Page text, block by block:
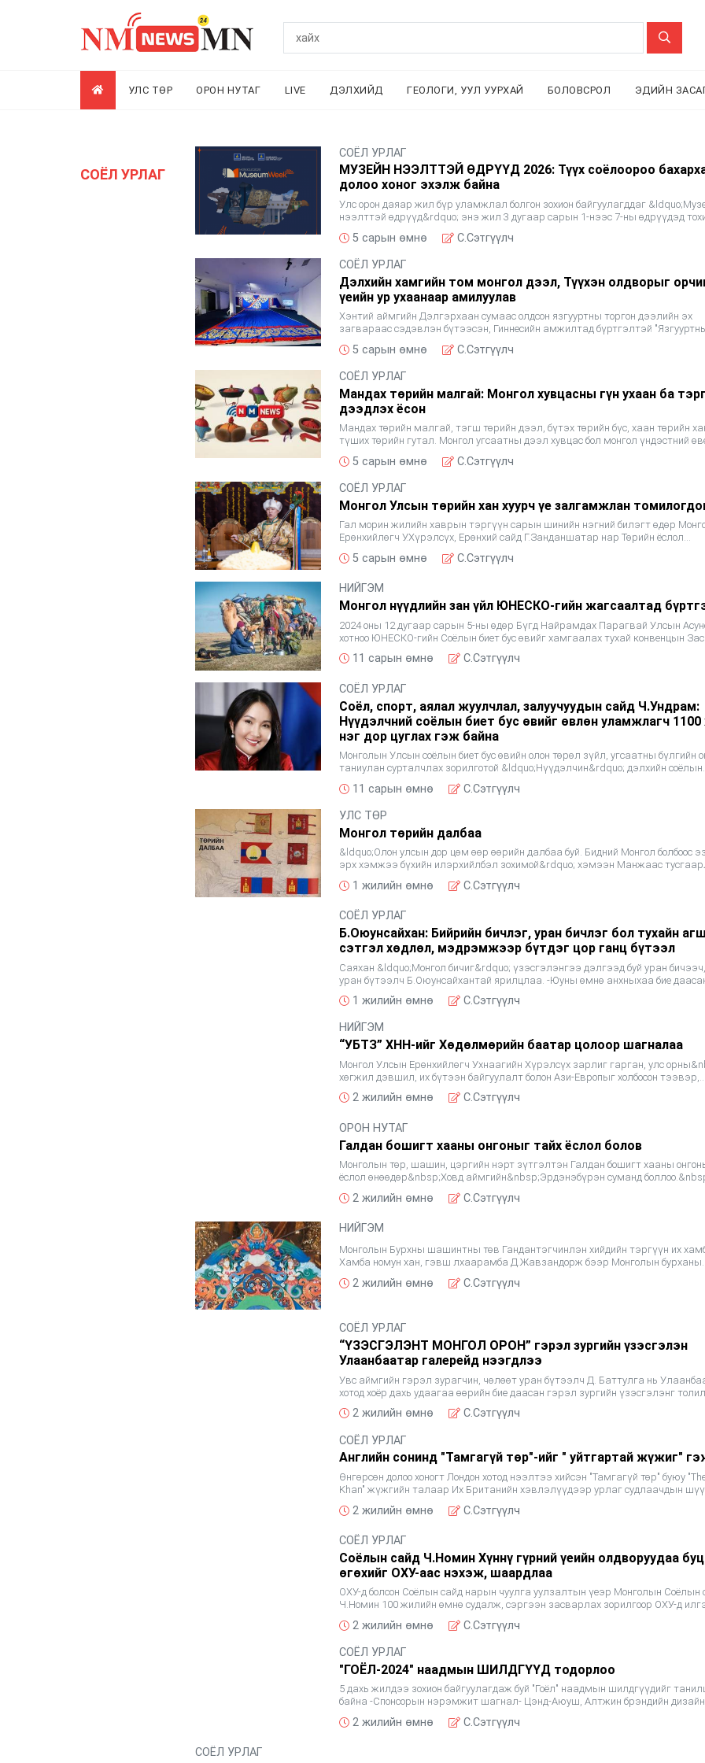
УЛС ТӨР ОРОН НУТАГ LIVE ДЭЛХИЙД ГЕОЛОГИ, УУЛ УУРХАЙ БОЛОВСРОЛ ЭДИЙН
СОЁЛ УРЛАГ
СОЁЛ УРЛАГ
МУЗЕЙН НЭЭЛТТЭЙ ӨДРҮҮД 2026: Түүх соёлоороо
долоо хоног эхэлж байна
Улс орон даяар жил бүр уламжлал болгон зохион байгуулагддаг
нээлттэй өдрүүд&rdquo; энэ жил 3 дугаар сарын 1-нээс 7-ны өдрүүдэд
5 сарын өмнө C.Сэтгүүлч
СОЁЛ УРЛАГ
Дэлхийн хамгийн том монгол дээл, Түүхэн олдворыг
үеийн ур ухаанаар амилуулав
Хэнтий аймгийн Дэлгэрхаан сумаас олдсон язгууртны торгон дээлийн эх
загвараас сэдэвлэн бүтээсэн, Гиннесийн амжилтад бүртгэлтэй
олны хүртээл болж байна. Бүтээлийн онцлох тоон үзүүлэлт
5 сарын өмнө C.Сэтгүүлч
СОЁЛ УРЛАГ
Мандах төрийн малгай: Монгол хувцасны гүн ухаан ба
дээдлэх ёсон
Мандах төрийн малгай, тэгш төрийн дээл, бүтэх төрийн бүс, хаан төрийн
түших төрийн гутал. Монгол угсаатны дээл хувцас бол монгол үндэстний
онцлогийг тодорхойлдог хамгийн энгийн бөгөөд
5 сарын өмнө C.Сэтгүүлч
СОЁЛ УРЛАГ
Монгол Улсын төрийн хан хуурч үе залгамжлан
Гал морин жилийн хаврын тэргүүн сарын шинийн нэгний билэгт өдөр
Ерөнхийлөгч У.Хүрэлсүх, Ерөнхий сайд Г.Занданшатар нар Төрийн ёслол
хүндэтгэлийн өргөөнд Монгол Улсын Соёлын тэргүүний ажил
5 сарын өмнө C.Сэтгүүлч
НИЙГЭМ
Монгол нүүдлийн зан үйл ЮНЕСКО-гийн жагсаалтад
2024 оны 12 дугаар сарын 5-ны өдөр Бүгд Найрамдах Парагвай Улсын
хотноо ЮНЕСКО-гийн Соёлын биет бус өвийг хамгаалах тухай конвенцын
газар хоорондын хорооны 19 дүгээр чуулганы хүрээнд
11 сарын өмнө C.Сэтгүүлч
СОЁЛ УРЛАГ
Соёл, спорт, аялал жуулчлал, залуучуудын сайд Ч.Ундрам:
Нүүдэлчний соёлын биет бус өвийг өвлөн уламжлагч 1100
нэг дор цуглах гэж байна
Монголын Улсын соёлын биет бус өвийн олон төрөл зүйл, угсаатны бүлгийн
таниулан сурталчлах зорилготой &ldquo;Нүүдэлчин&rdquo; дэлхийн соёлын
фестивалийг Соёл, спорт, аялал жуулчлал, залуучуу
11 сарын өмнө C.Сэтгүүлч
УЛС ТӨР
Монгол төрийн далбаа
&ldquo;Олон улсын дор цөм өөр өөрийн далбаа буй. Бидний Монгол болбоос
эрх хэмжээ бүхийн илэрхийлбэл зохимой&rdquo; хэмээн Манжаас
тусгаар улсаа байгуулсан Богд хаант Монгол Улсын т
1 жилийн өмнө C.Сэтгүүлч
СОЁЛ УРЛАГ
Б.Оюунсайхан: Бийрийн бичлэг, уран бичлэг бол тухайн
сэтгэл хөдлөл, мэдрэмжээр бүтдэг цор ганц бүтээл
Саяхан &ldquo;Монгол бичиг&rdquo; үзэсгэлэнгээ дэлгээд буй уран
уран бүтээлч Б.Оюунсайхантай ярилцлаа. -Юуны өмнө анхныхаа бие
үзэсгэлэнг гаргасанд тань баяр хүргэе. Манай уншиг
1 жилийн өмнө C.Сэтгүүлч
НИЙГЭМ
“УБТЗ” ХНН-ийг Хөдөлмөрийн баатар цолоор шагналаа
Монгол Улсын Ерөнхийлөгч Ухнаагийн Хүрэлсүх зарлиг гарган, улс
хөгжил дэвшил, их бүтээн байгуулалт болон Ази-Европыг холбосон тээвэр,
ложистикийн сүлжээнд оруулж буй онцгой хувь нэмрийг ү
2 жилийн өмнө C.Сэтгүүлч
ОРОН НУТАГ
Галдан бошигт хааны онгоныг тайх ёслол болов
Монголын төр, шашин, цэргийн нэрт зүтгэлтэн Галдан бошигт хааны
ёслол өнөөдөр&nbsp;Ховд аймгийн&nbsp;Эрдэнэбүрэн суманд
&nbsp;&nbsp;Ёслолд аймгийн удирдлагууд болон т
2 жилийн өмнө C.Сэтгүүлч
НИЙГЭМ
Монголын Бурхны шашинтны төв Гандантэгчинлэн хийдийн тэргүүн их
Хамба номун хан, гэвш лхаарамба Д.Жавзандорж бээр Монголын бурханы
шашинтны төвийн тэргүүн лам нарын зөвлөлийн гишүүн хийдүүд
2 жилийн өмнө C.Сэтгүүлч
СОЁЛ УРЛАГ
“ҮЗЭСГЭЛЭНТ МОНГОЛ ОРОН” гэрэл зургийн үзэсгэлэн
Улаанбаатар галерейд нээгдлээ
Увс аймгийн гэрэл зурагчин, чөлөөт уран бүтээлч Д. Баттулга нь
хотод хоёр дахь удаагаа өөрийн бие даасан гэрэл зургийн үзэсгэлэнг
байгаа юм. Хараа цуцаам өндөр уулс, хайлж уярам
2 жилийн өмнө C.Сэтгүүлч
СОЁЛ УРЛАГ
Английн сонинд "Тамгагүй төр"-ийг " уйтгартай жүжиг"
Өнгөрсөн долоо хоногт Лондон хотод нээлтээ хийсэн "Тамгагүй төр" буюу
Khan" жүжгийн талаар Их Британийн хэвлэлүүдээр урлаг судлаачдын
2 жилийн өмнө C.Сэтгүүлч
СОЁЛ УРЛАГ
Соёлын сайд Ч.Номин Хүннү гүрний үеийн олдворуудаа
өгөхийг ОХУ-аас нэхэж, шаардлаа
ОХУ-д болсон Соёлын сайд нарын чуулга уулзалтын үеэр Монголын Соёлын
Ч.Номин 100 жилийн өмнө судалж, сэргээн засварлах зорилгоор ОХУ-д
"Ноён уул"-ын булшнаас олдсон Хүннү гүрний үеи
2 жилийн өмнө C.Сэтгүүлч
СОЁЛ УРЛАГ
"ГОЁЛ-2024" наадмын ШИЛДГҮҮД тодорлоо
5 дахь жилдээ зохион байгуулагдаж буй "Гоёл" наадмын шилдгүүдийг
байна -Спонсорын нэрэмжит шагнал- Цэнд-Аюуш, Алтжин брэндийн
-Сesar's брэндийн нэрэмжит шагнал- Адъяа, Хүсл
2 жилийн өмнө C.Сэтгүүлч
СОЁЛ УРЛАГ